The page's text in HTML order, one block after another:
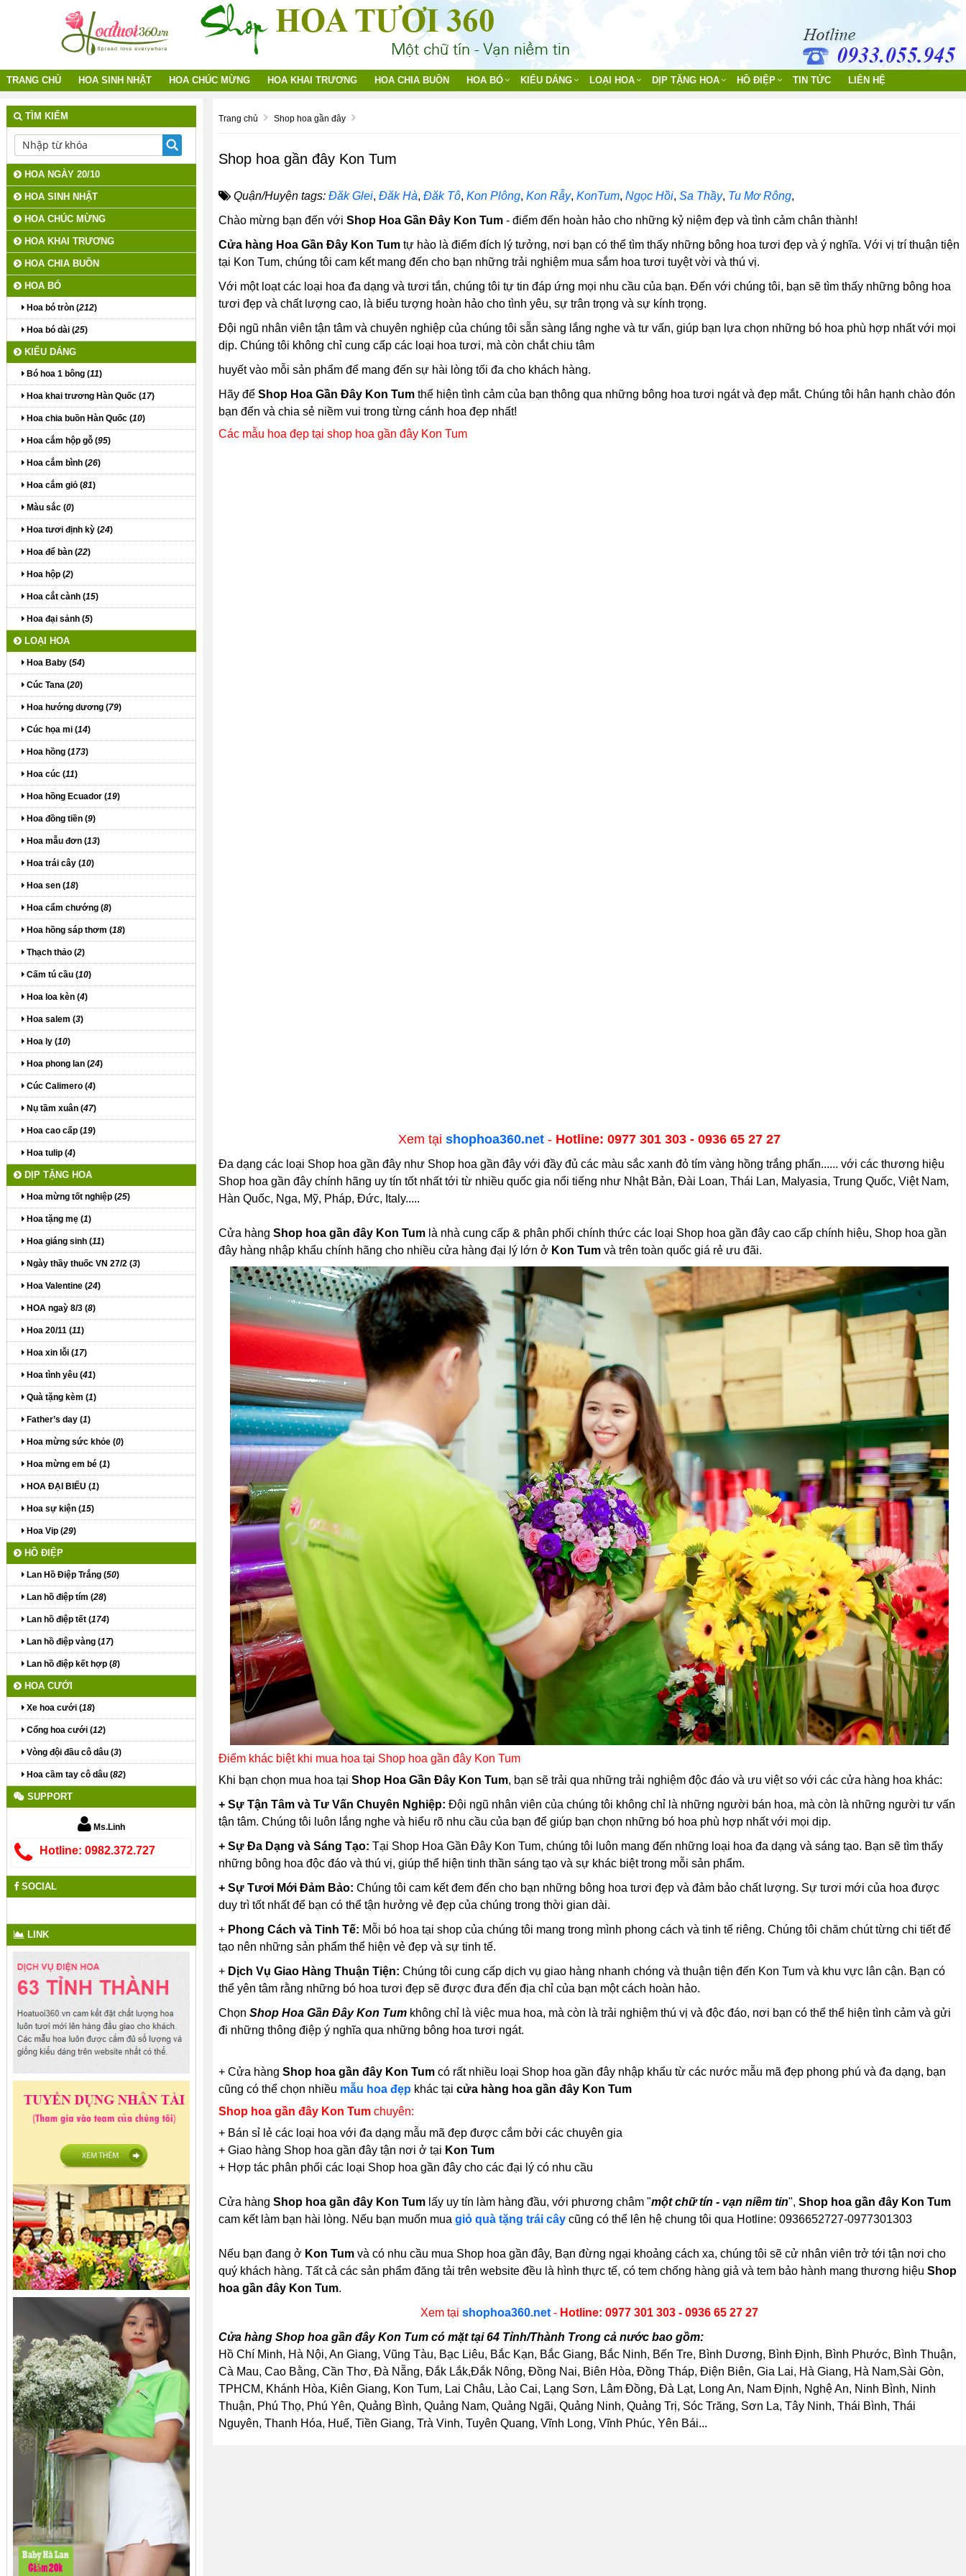
TRANG CHỦ HOA SINH NHẬT HOA CHÚC MỪNG HOA KHAI TRƯƠNG HOA CHIA BUỒN HOA BÓ KIỂU DÁNG LOẠI HOA DỊP TẶNG HOA HỒ ĐIỆP TIN TỨC LIÊN HỆ
Trang chủ Shop hoa gần đây
Shop hoa gần đây Kon Tum
Quận/Huyện tags: Đăk Glei, Đăk Hà, Đăk Tô, Kon Plông, Kon Rẫy, KonTum, Ngọc Hồi, Sa Thầy, Tu Mơ Rông,
Chào mừng bạn đến với Shop Hoa Gần Đây Kon Tum- điểm đến hoàn hảo cho những kỷ niệm đẹp và tình cảm chân thành!
Cửa hàng Hoa Gần Đây Kon Tumtự hào là điểm đích lý tưởng, nơi bạn có thể tìm thấy những bông hoa tươi đẹp và ý nghĩa. Với vị trí thuận tiện
tại Kon Tum, chúng tôi cam kết mang đến cho bạn những trải nghiệm mua sắm hoa tươi tuyệt vời và thú vị.
Với một loạt các loại hoa đa dạng và tươi tắn, chúng tôi tự tin đáp ứng mọi nhu cầu của bạn. Đến với chúng tôi, bạn sẽ tìm thấy những bông hoa
tươi đẹp và chất lượng cao, là biểu tượng hoàn hảo cho tình yêu, sự trân trọng và sự kính trọng.
Đội ngũ nhân viên tận tâm và chuyên nghiệp của chúng tôi sẵn sàng lắng nghe và tư vấn, giúp bạn lựa chọn những bó hoa phù hợp nhất với mọi
dịp. Chúng tôi không chỉ cung cấp các loại hoa tươi, mà còn chắt chiu tâm
huyết vào mỗi sản phẩm để mang đến sự hài lòng tối đa cho khách hàng.
Hãy để Shop Hoa Gần Đây Kon Tumthể hiện tình cảm của bạn thông qua những bông hoa tươi ngát và đẹp mắt. Chúng tôi hân hạnh chào đón
bạn đến và chia sẻ niềm vui trong từng cánh hoa đẹp nhất!
Các mẫu hoa đẹp tại shop hoa gần đây Kon Tum
Xem tại shophoa360.net- Hotline: 0977 301 303 - 0936 65 27 27
Đa dạng các loại Shop hoa gần đây như Shop hoa gần đây với đầy đủ các màu sắc xanh đỏ tím vàng hồng trắng phấn...... với các thương hiệu
Shop hoa gần đây chính hãng uy tín tốt nhất tới từ nhiều quốc gia nổi tiếng như Nhật Bản, Đài Loan, Thái Lan, Malyasia, Trung Quốc, Việt Nam,
Hàn Quốc, Nga, Mỹ, Pháp, Đức, Italy.....
Cửa hàng Shop hoa gần đây Kon Tumlà nhà cung cấp & phân phối chính thức các loại Shop hoa gần đây cao cấp chính hiệu, Shop hoa gần
đây hàng nhập khẩu chính hãng cho nhiều cửa hàng đại lý lớn ở Kon Tumvà trên toàn quốc giá rẻ ưu đãi.
Điểm khác biệt khi mua hoa tại Shop hoa gần đây Kon Tum
Khi bạn chọn mua hoa tại Shop Hoa Gần Đây Kon Tum, bạn sẽ trải qua những trải nghiệm độc đáo và ưu việt so với các cửa hàng hoa khác:
+ Sự Tận Tâm và Tư Vấn Chuyên Nghiệp: Đội ngũ nhân viên của chúng tôi không chỉ là những người bán hoa, mà còn là những người tư vấn
tận tâm. Chúng tôi luôn lắng nghe và hiểu rõ nhu cầu của bạn để giúp bạn chọn những bó hoa phù hợp nhất với mọi dịp.
+ Sự Đa Dạng và Sáng Tạo: Tại Shop Hoa Gần Đây Kon Tum, chúng tôi luôn mang đến những loại hoa đa dạng và sáng tạo. Bạn sẽ tìm thấy
những bông hoa độc đáo và thú vị, giúp thể hiện tinh thần sáng tạo và sự khác biệt trong mỗi sản phẩm.
+ Sự Tươi Mới Đảm Bảo: Chúng tôi cam kết đem đến cho bạn những bông hoa tươi đẹp và đảm bảo chất lượng. Sự tươi mới của hoa được
duy trì tốt nhất để bạn có thể tận hưởng vẻ đẹp của chúng trong thời gian dài.
+ Phong Cách và Tinh Tế: Mỗi bó hoa tại shop của chúng tôi mang trong mình phong cách và tinh tế riêng. Chúng tôi chăm chút từng chi tiết để
tạo nên những sản phẩm thể hiện vẻ đẹp và sự tinh tế.
+ Dịch Vụ Giao Hàng Thuận Tiện: Chúng tôi cung cấp dịch vụ giao hàng nhanh chóng và thuận tiện đến Kon Tum và khu vực lân cận. Bạn có
thể yên tâm rằng những bó hoa tươi đẹp sẽ được đưa đến địa chỉ của bạn một cách hoàn hảo.
Chọn Shop Hoa Gần Đây Kon Tumkhông chỉ là việc mua hoa, mà còn là trải nghiệm thú vị và độc đáo, nơi bạn có thể thể hiện tình cảm và gửi
đi những thông điệp ý nghĩa qua những bông hoa tươi ngát.
+ Cửa hàng Shop hoa gần đây Kon Tumcó rất nhiều loại Shop hoa gần đây nhập khẩu từ các nước mẫu mã đẹp phong phú và đa dạng, bạn
cũng có thể chọn nhiều mẫu hoa đẹpkhác tại cửa hàng hoa gần đây Kon Tum
Shop hoa gần đây Kon Tum chuyên:
+ Bán sỉ lẻ các loại hoa với đa dạng mẫu mã đẹp được cắm bởi các chuyên gia
+ Giao hàng Shop hoa gần đây tận nơi ở tại Kon Tum
+ Hợp tác phân phối các loại Shop hoa gần đây cho các đại lý có nhu cầu
Cửa hàng Shop hoa gần đây Kon Tumlấy uy tín làm hàng đầu, với phương châm "một chữ tín - vạn niềm tin", Shop hoa gần đây Kon Tum
cam kết làm bạn hài lòng. Nếu bạn muốn mua giỏ quà tặng trái câycũng có thể lên hệ chung tôi qua Hotline: 0936652727-0977301303
Nếu bạn đang ở Kon Tumvà có nhu cầu mua Shop hoa gần đây, Bạn đừng ngại khoảng cách xa, chúng tôi sẽ cử nhân viên trở tới tận nơi cho
quý khách hàng. Tất cả các sản phẩm đăng tải trên website đều là hình thực tế, có tem chống hàng giả và tem bảo hành mang thương hiệu Shop
hoa gần đây Kon Tum.
Xem tại shophoa360.net- Hotline: 0977 301 303 - 0936 65 27 27
Cửa hàng Shop hoa gần đây Kon Tum có mặt tại 64 Tỉnh/Thành Trong cả nước bao gồm:
Hồ Chí Minh, Hà Nội, An Giang, Vũng Tàu, Bạc Liêu, Bắc Kạn, Bắc Giang, Bắc Ninh, Bến Tre, Bình Dương, Bình Định, Bình Phước, Bình Thuận,
Cà Mau, Cao Bằng, Cần Thơ, Đà Nẵng, Đắk Lắk,Đắk Nông, Đồng Nai, Biên Hòa, Đồng Tháp, Điện Biên, Gia Lai, Hà Giang, Hà Nam,Sài Gòn,
TPHCM, Khánh Hòa, Kiên Giang, Kon Tum, Lai Châu, Lào Cai, Lạng Sơn, Lâm Đồng, Đà Lạt, Long An, Nam Định, Nghệ An, Ninh Bình, Ninh
Thuận, Phú Thọ, Phú Yên, Quảng Bình, Quảng Nam, Quảng Ngãi, Quảng Ninh, Quảng Trị, Sóc Trăng, Sơn La, Tây Ninh, Thái Bình, Thái
Nguyên, Thanh Hóa, Huế, Tiền Giang, Trà Vinh, Tuyên Quang, Vĩnh Long, Vĩnh Phúc, Yên Bái...
TÌM KIẾM
HOA NGÀY 20/10
HOA SINH NHẬT
HOA CHÚC MỪNG
HOA KHAI TRƯƠNG
HOA CHIA BUỒN
HOA BÓ
Hoa bó tròn (212)
Hoa bó dài (25)
KIỂU DÁNG
Bó hoa 1 bông (11)
Hoa khai trương Hàn Quốc (17)
Hoa chia buồn Hàn Quốc (10)
Hoa cắm hộp gỗ (95)
Hoa cắm bình (26)
Hoa cắm giỏ (81)
Màu sắc (0)
Hoa tươi định kỳ (24)
Hoa để bàn (22)
Hoa hộp (2)
Hoa cắt cành (15)
Hoa đại sảnh (5)
LOẠI HOA
Hoa Baby (54)
Cúc Tana (20)
Hoa hướng dương (79)
Cúc họa mi (14)
Hoa hồng (173)
Hoa cúc (11)
Hoa hồng Ecuador (19)
Hoa đồng tiền (9)
Hoa mẫu đơn (13)
Hoa trái cây (10)
Hoa sen (18)
Hoa cẩm chướng (8)
Hoa hồng sáp thơm (18)
Thạch thảo (2)
Cấm tú cầu (10)
Hoa loa kèn (4)
Hoa salem (3)
Hoa ly (10)
Hoa phong lan (24)
Cúc Calimero (4)
Nụ tầm xuân (47)
Hoa cao cấp (19)
Hoa tulip (4)
DỊP TẶNG HOA
Hoa mừng tốt nghiệp (25)
Hoa tặng mẹ (1)
Hoa giáng sinh (11)
Ngày thầy thuốc VN 27/2 (3)
Hoa Valentine (24)
HOA ngaỳ 8/3 (8)
Hoa 20/11 (11)
Hoa xin lỗi (17)
Hoa tình yêu (41)
Quà tặng kèm (1)
Father’s day (1)
Hoa mừng sức khỏe (0)
Hoa mừng em bé (1)
HOA ĐẠI BIỂU (1)
Hoa sự kiện (15)
Hoa Vip (29)
HỒ ĐIỆP
Lan Hồ Điệp Trắng (50)
Lan hồ điệp tím (28)
Lan hồ điệp tết (174)
Lan hồ điệp vàng (17)
Lan hồ điệp kết hợp (8)
HOA CƯỚI
Xe hoa cưới (18)
Cổng hoa cưới (12)
Vòng đội đầu cô dâu (3)
Hoa cầm tay cô dâu (82)
SUPPORT
Ms.Linh
Hotline: 0982.372.727
SOCIAL
LINK